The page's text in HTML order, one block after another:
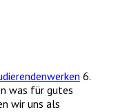
6.
was für gutes
wir uns als